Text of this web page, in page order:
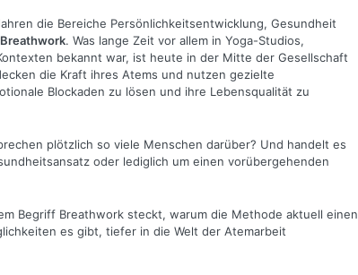
die Bereiche Persönlichkeitsentwicklung, Gesundheit
Breathwork. Was lange Zeit vor allem in Yoga-Studios,
bekannt war, ist heute in der Mitte der Gesellschaft
die Kraft ihres Atems und nutzen gezielte
Blockaden zu lösen und ihre Lebensqualität zu
plötzlich so viele Menschen darüber? Und handelt es
oder lediglich um einen vorübergehenden
Begriff Breathwork steckt, warum die Methode aktuell einen
es gibt, tiefer in die Welt der Atemarbeit